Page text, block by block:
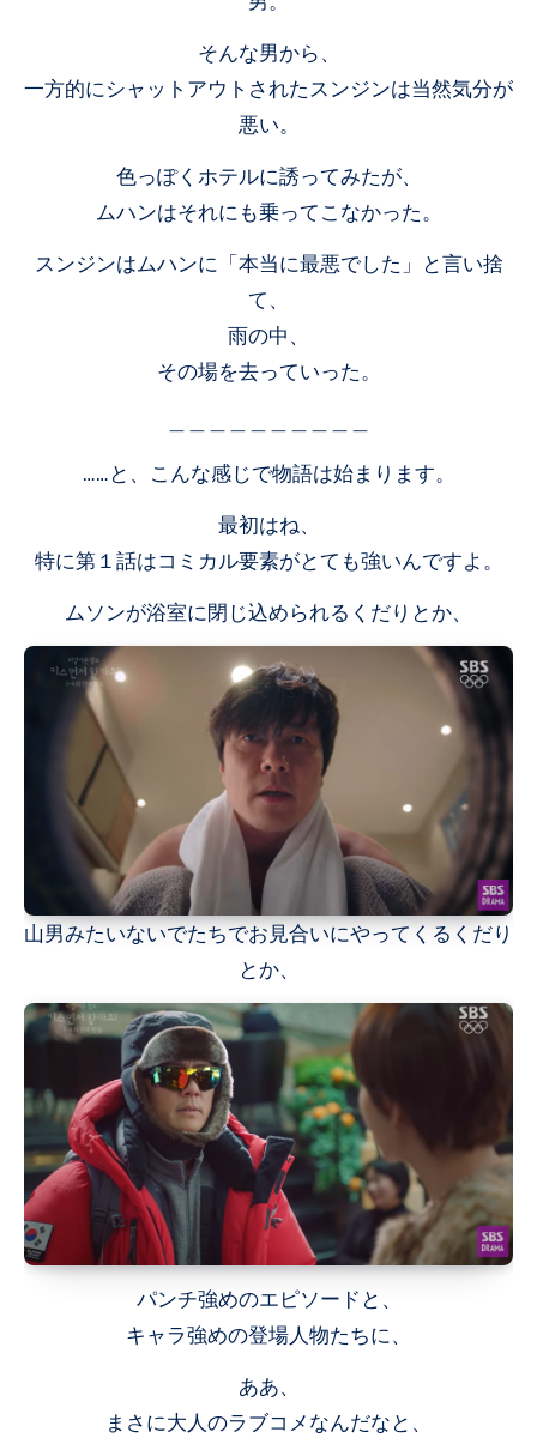
そんな男から、
一方的にシャットアウトされたスンジンは当然気分が
悪い。
色っぽくホテルに誘ってみたが、
ムハンはそれにも乗ってこなかった。
スンジンはムハンに「本当に最悪でした」と言い捨
て、
雨の中、
その場を去っていった。
……と、こんな感じで物語は始まります。
最初はね、
特に第１話はコミカル要素がとても強いんですよ。
ムソンが浴室に閉じ込められるくだりとか、
山男みたいないでたちでお見合いにやってくるくだり
とか、
パンチ強めのエピソードと、
キャラ強めの登場人物たちに、
ああ、
まさに大人のラブコメなんだなと、